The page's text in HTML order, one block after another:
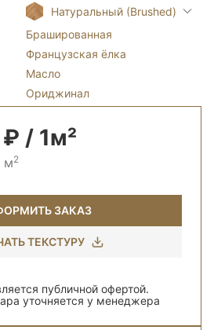
Натуральный (Brushed)
Брашированная
Французская ёлка
Масло
Ориджинал
/ 1м²
м2
ЗАКАЗ
ТЕКСТУРУ
публичной офертой.
уточняется у менеджера